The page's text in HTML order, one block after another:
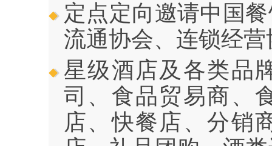
定点定向邀请中国
流通协会、连锁经
星级酒店及各类品
司、食品贸易商、
店、快餐店、分销